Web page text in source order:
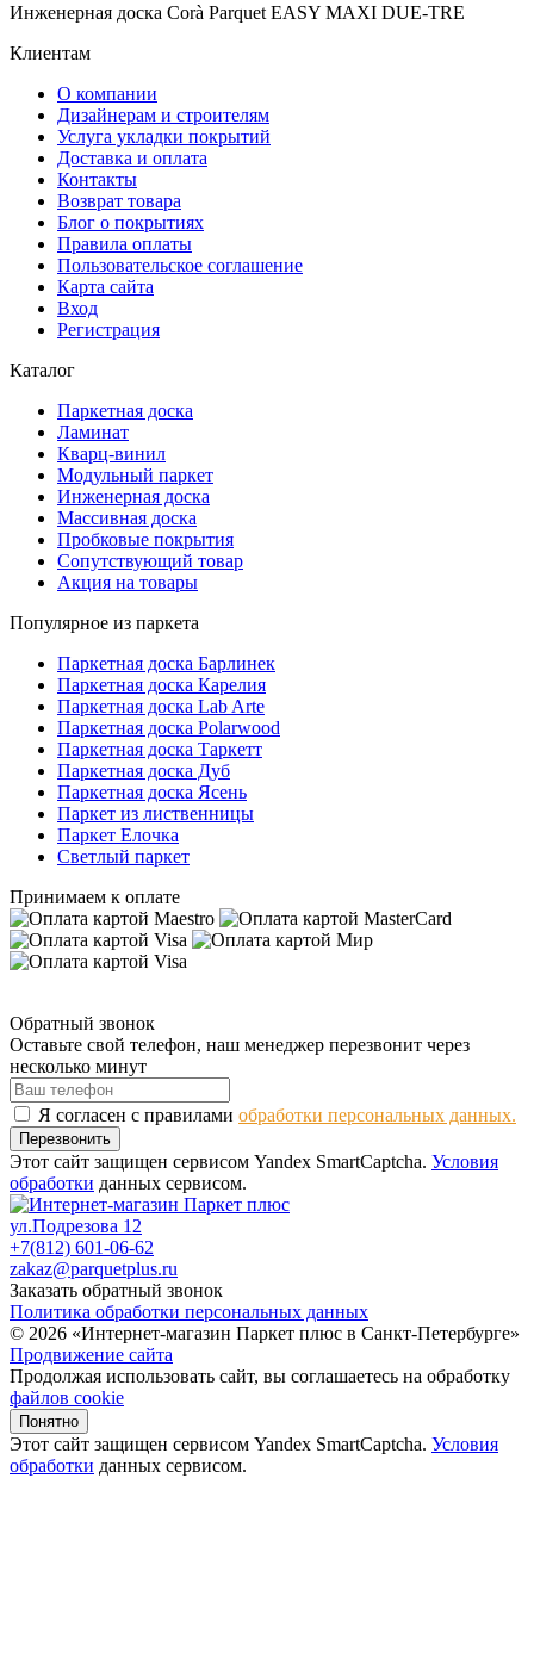
Инженерная доска Corà Parquet EASY MAXI DUE-TRE
Клиентам
О компании
Дизайнерам и строителям
Услуга укладки покрытий
Доставка и оплата
Контакты
Возврат товара
Блог о покрытиях
Правила оплаты
Пользовательское соглашение
Карта сайта
Вход
Регистрация
Каталог
Паркетная доска
Ламинат
Кварц-винил
Модульный паркет
Инженерная доска
Массивная доска
Пробковые покрытия
Сопутствующий товар
Акция на товары
Популярное из паркета
Паркетная доска Барлинек
Паркетная доска Карелия
Паркетная доска Lab Arte
Паркетная доска Polarwood
Паркетная доска Таркетт
Паркетная доска Дуб
Паркетная доска Ясень
Паркет из лиственницы
Паркет Елочка
Светлый паркет
Принимаем к оплате
Обратный звонок
Оставьте свой телефон, наш менеджер перезвонит через
несколько минут
Я согласен с правилами обработки персональных данных.
Перезвонить
Этот сайт защищен сервисом Yandex SmartCaptcha. Условия
обработки данных сервисом.
ул.Подрезова 12
+7(812) 601-06-62
zakaz@parquetplus.ru
Заказать обратный звонок
Политика обработки персональных данных
© 2026 «Интернет-магазин Паркет плюс в Санкт-Петербурге»
Продвижение сайта
Продолжая использовать сайт, вы соглашаетесь на обработку
файлов cookie
Понятно
Этот сайт защищен сервисом Yandex SmartCaptcha. Условия
обработки данных сервисом.